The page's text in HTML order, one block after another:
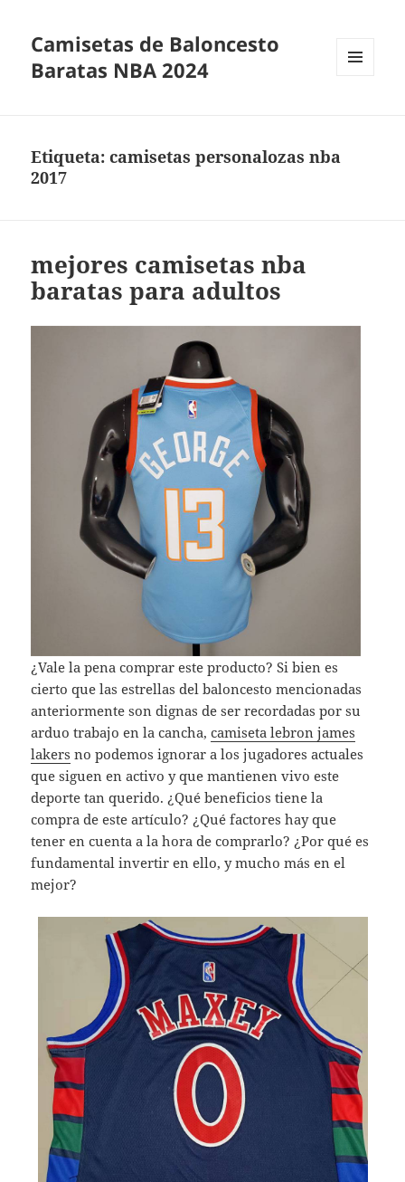
Camisetas de Baloncesto
Baratas NBA 2024
Etiqueta:camisetas personalozas nba
2017
mejores camisetas nba
baratas para adultos
¿Vale la pena comprar este producto? Si bien es
cierto que las estrellas del baloncesto mencionadas
anteriormente son dignas de ser recordadas por su
arduo trabajo en la cancha,camiseta lebron james
lakers no podemos ignorar a los jugadores actuales
que siguen en activo y que mantienen vivo este
deporte tan querido. ¿Qué beneficios tiene la
compra de este artículo? ¿Qué factores hay que
tener en cuenta a la hora de comprarlo? ¿Por qué es
fundamental invertir en ello, y mucho más en el
mejor?